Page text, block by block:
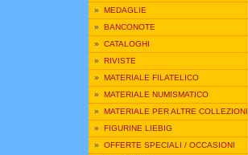
» MEDAGLIE
» BANCONOTE
» CATALOGHI
» RIVISTE
» MATERIALE FILATELICO
» MATERIALE NUMISMATICO
» MATERIALE PER ALTRE COLLEZIONI
» FIGURINE LIEBIG
» OFFERTE SPECIALI / OCCASIONI